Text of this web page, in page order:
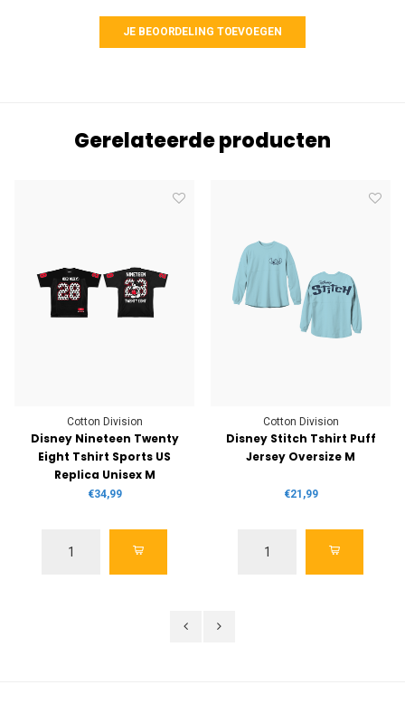
JE BEOORDELING TOEVOEGEN
Gerelateerde producten
Cotton Division
Disney Nineteen Twenty
Eight Tshirt Sports US
Replica Unisex M
€34,99
Cotton Division
Disney Stitch Tshirt Puff
Jersey Oversize M
€21,99